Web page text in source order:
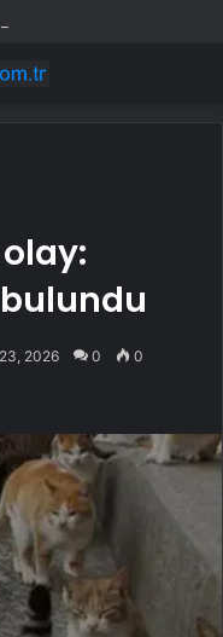
Motosikletle giderken…
2026 0 0